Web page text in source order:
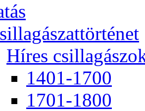
Hí­res
1401-1700
1701-1800